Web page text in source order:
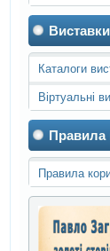
Виставки
Каталоги
Віртуальні
Правила
Правила
бібліотеками